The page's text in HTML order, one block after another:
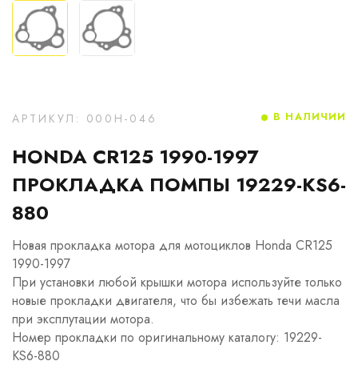
АРТИКУЛ: 000H-046
HONDA CR125 1990-1997
ПРОКЛАДКА ПОМПЫ 19229-KS6-
880
Новая прокладка мотора для мотоциклов Honda CR125
1990-1997
При установки любой крышки мотора используйте только
новые прокладки двигателя, что бы избежать течи масла
при эксплутации мотора.
Номер прокладки по оригинальному каталогу: 19229-
KS6-880
В НАЛИЧИИ